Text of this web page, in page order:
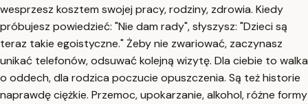
wesprzesz kosztem swojej pracy, rodziny, zdrowia. Kiedy
próbujesz powiedzieć: "Nie dam rady", słyszysz: "Dzieci są
teraz takie egoistyczne." Żeby nie zwariować, zaczynasz
unikać telefonów, odsuwać kolejną wizytę. Dla ciebie to walka
o oddech, dla rodzica poczucie opuszczenia. Są też historie
naprawdę ciężkie. Przemoc, upokarzanie, alkohol, różne formy